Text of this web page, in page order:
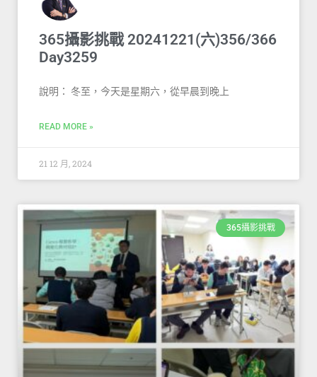
365攝影挑戰 20241221(六)356/366
Day3259
說明： 冬至，今天是星期六，從早晨到晚上
READ MORE »
21 12 月, 2024
365攝影挑戰